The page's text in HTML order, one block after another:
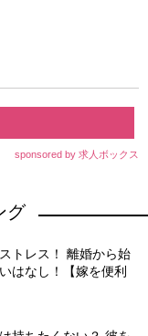
sponsored by 求人ボックス
グ
トレス！ 離婚から始
はなし！【嫁を便利